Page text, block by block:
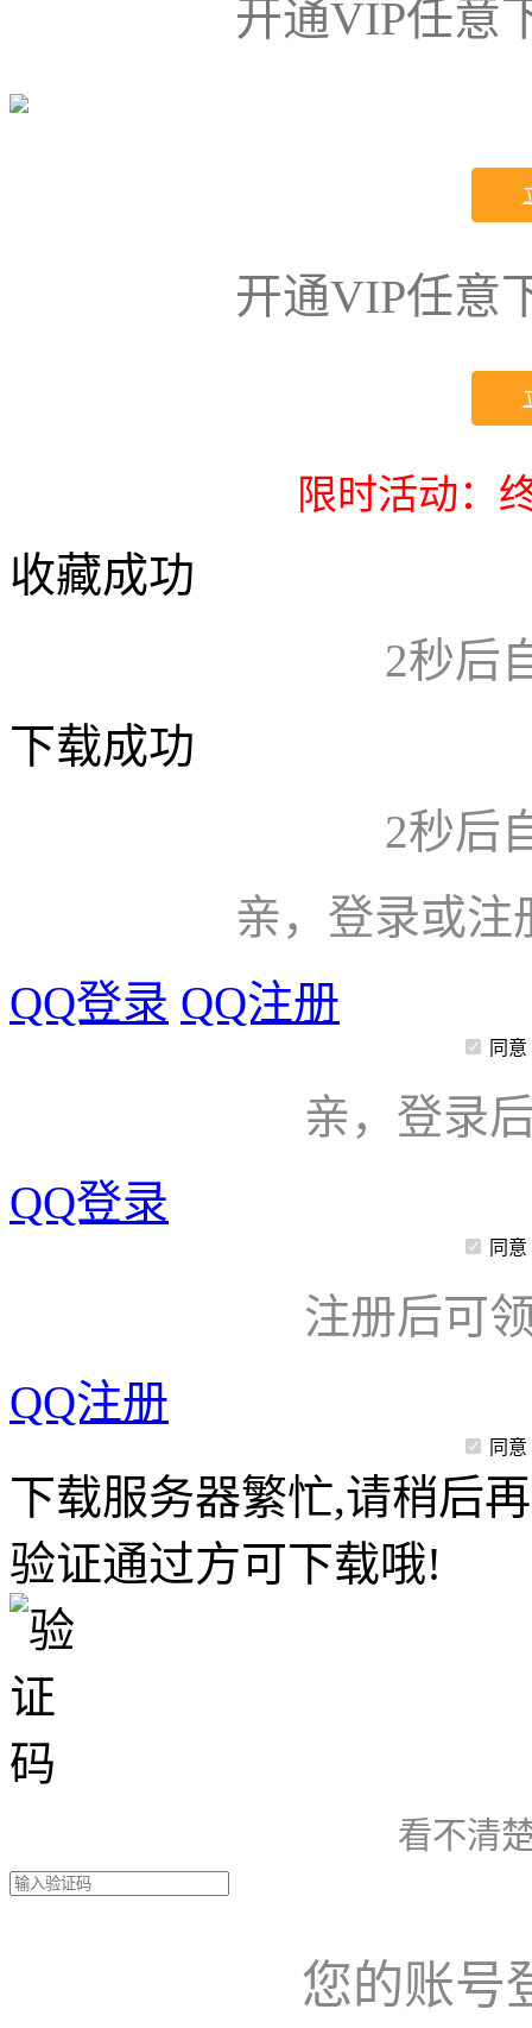
开通VIP任意
开通VIP任意
限时活动：
收藏成功
2秒后
下载成功
2秒后
亲，登录或注
QQ登录 QQ注册
同意
亲，登录
QQ登录
同意
注册后可
QQ注册
同意
下载服务器繁忙,请稍后
验证通过方可下载哦!
看不清
您的账号